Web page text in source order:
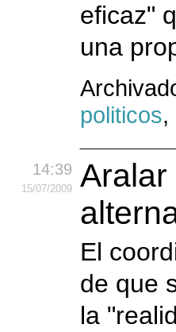
eficaz"
una
politicos,
14:39
15/07/2009
Aralar
El
de que
la